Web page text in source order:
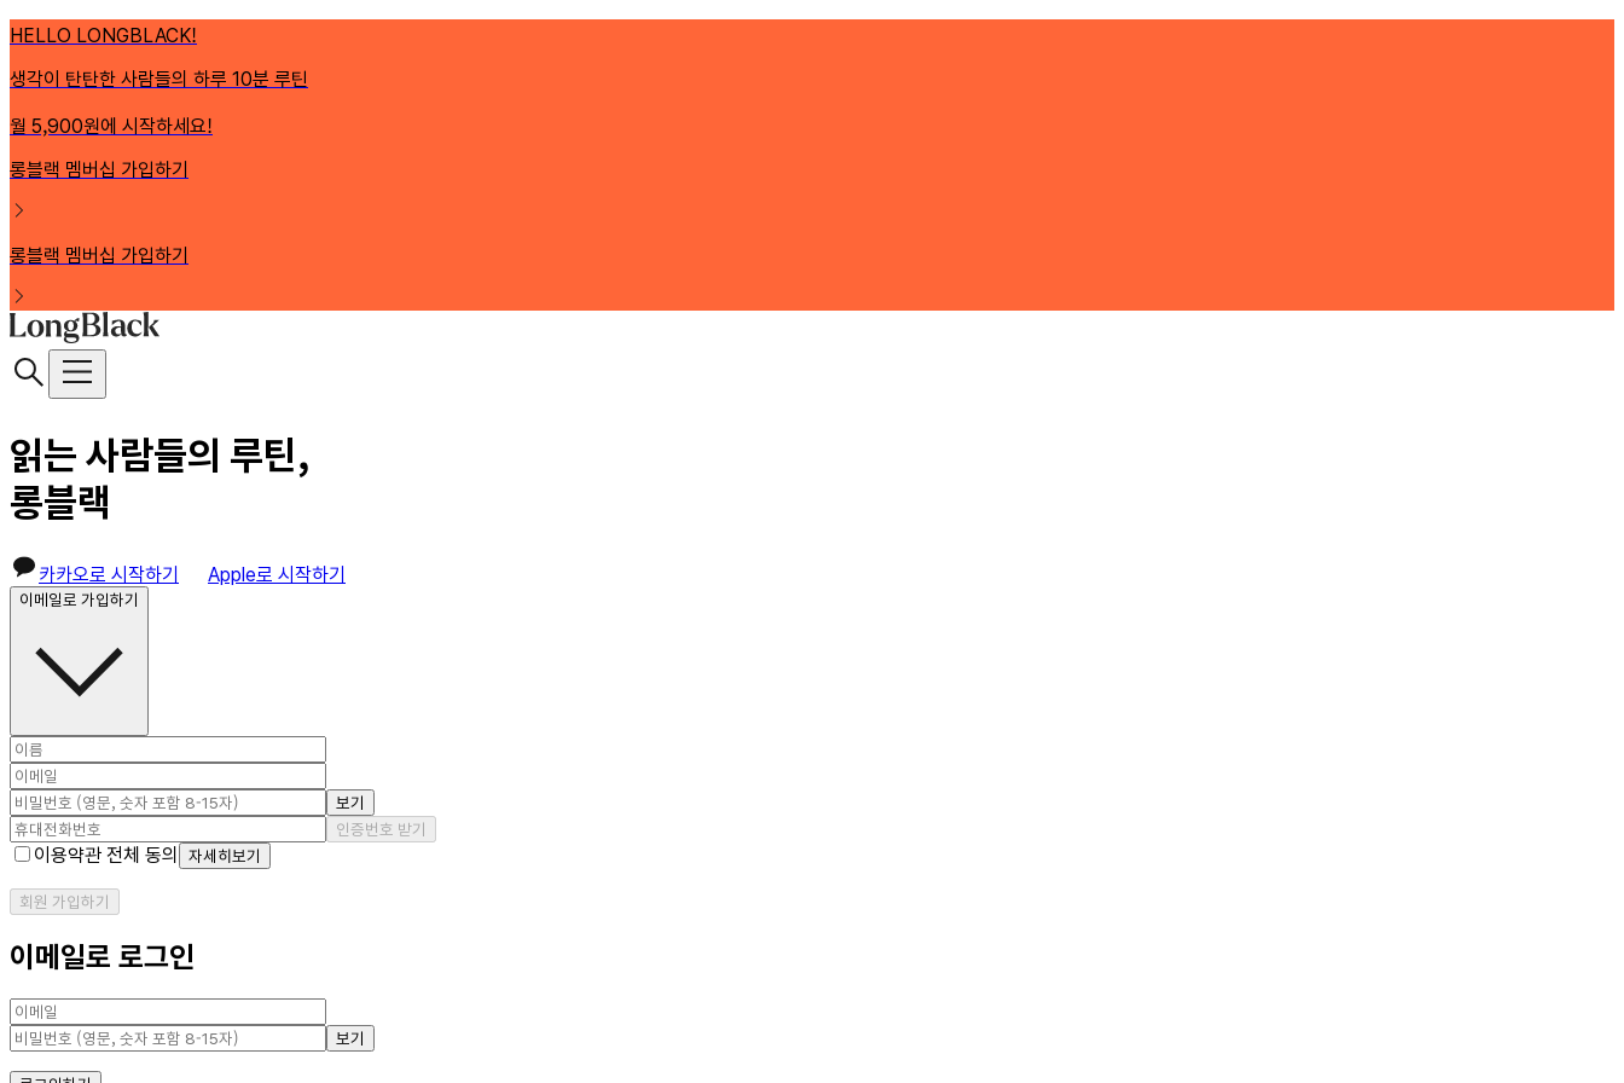
HELLO LONGBLACK!
생각이 탄탄한 사람들의 하루 10분 루틴
월 5,900원에 시작하세요!
롱블랙 멤버십 가입하기
롱블랙 멤버십 가입하기
읽는 사람들의 루틴,
롱블랙
카카오로 시작하기 Apple로 시작하기
이메일로 가입하기
보기
인증번호 받기
이용약관 전체 동의 자세히보기
회원 가입하기
이메일로 로그인
보기